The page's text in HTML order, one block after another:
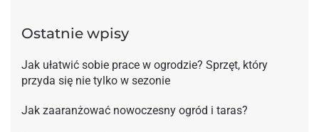
Ostatnie wpisy
Jak ułatwić sobie prace w ogrodzie? Sprzęt, który
przyda się nie tylko w sezonie
Jak zaaranżować nowoczesny ogród i taras?